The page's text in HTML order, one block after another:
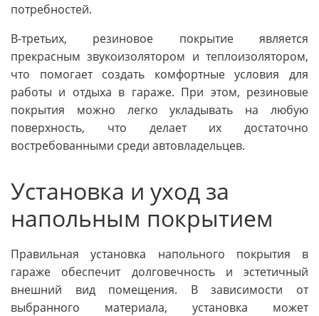
потребностей.
В-третьих, резиновое покрытие является
прекрасным звукоизолятором и теплоизолятором,
что помогает создать комфортные условия для
работы и отдыха в гараже. При этом, резиновые
покрытия можно легко укладывать на любую
поверхность, что делает их достаточно
востребованными среди автовладельцев.
Установка и уход за
напольным покрытием
Правильная установка напольного покрытия в
гараже обеспечит долговечность и эстетичный
внешний вид помещения. В зависимости от
выбранного материала, установка может